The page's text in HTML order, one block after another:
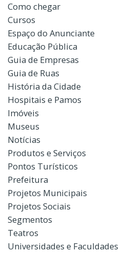
Como chegar
Cursos
Espaço do Anunciante
Educação Pública
Guia de Empresas
Guia de Ruas
História da Cidade
Hospitais e Pamos
Imóveis
Museus
Notícias
Produtos e Serviços
Pontos Turísticos
Prefeitura
Projetos Municipais
Projetos Sociais
Segmentos
Teatros
Universidades e Faculdades